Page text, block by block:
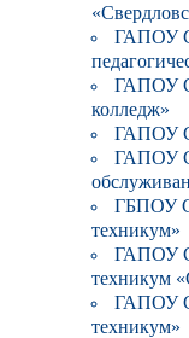
ГАПОУ
ГАПОУ
колледж»
ГАПОУ
ГАПОУ
ГБПОУ
техникум»
ГАПОУ
техникум
ГАПОУ
техникум»